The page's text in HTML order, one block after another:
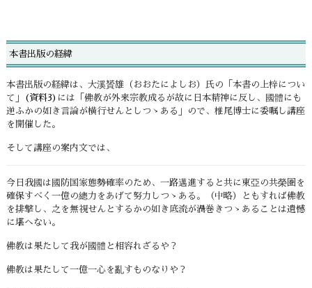
本書出版の経緯
本書出版の経緯は、大溪贇雄（おおたによしお）氏の「本書の上梓につい
て」
(資料3) には「佛教が外来宗教成るが故に日本精神に反し、國體にも
逆ふかの如き言論が横行せんとしつゝある」ので、椎尾博士に委嘱し講座
を開催した。
そして講座の案内文では、
今日我國は國防国家態勢確率のため、一路邁進すると共に東亞の共榮圏を
確保すべく一億の總力をあげて努力しつゝある。（中略）ともすれば佛教
を排撃し、之を無視せんとするかの如き底流が渦巻きつゝあることは遺憾
に堪へない。
佛教は果たして我が國體と相容れざるや？
佛教は果たして一億一心を亂すものなりや？